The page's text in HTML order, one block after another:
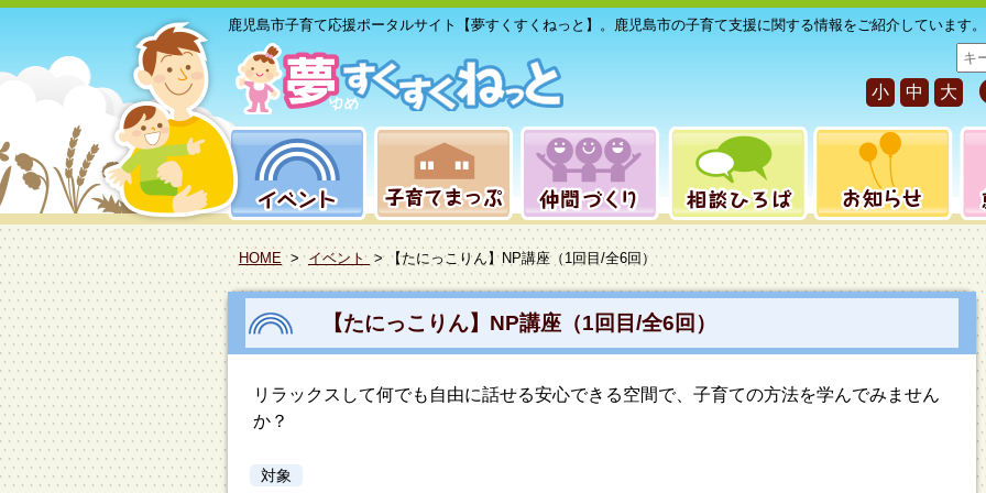
鹿児島市子育て応援ポータルサイト【夢すくすくねっと】。鹿児島市の子育て支援に関する情報をご紹介しています。
サ
イ
ト
内
小 中 大
HOME > イベント > 【たにっこりん】NP講座（1回目/全6回）
【たにっこりん】NP講座（1回目/全6回）
リラックスして何でも自由に話せる安心できる空間で、子育ての方法を学んでみません
か？
対象